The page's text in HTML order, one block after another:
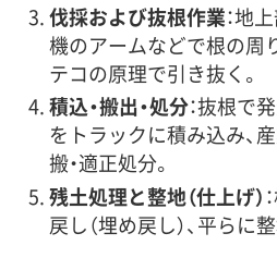
伐採および抜根作業：地
機のアームなどで根の周
テコの原理で引き抜く。
積込・搬出・処分：抜根で
をトラックに積み込み、
搬・適正処分。
残土処理と整地（仕上げ）
戻し（埋め戻し）、平らに